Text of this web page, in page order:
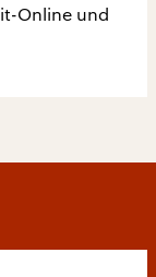
Online und